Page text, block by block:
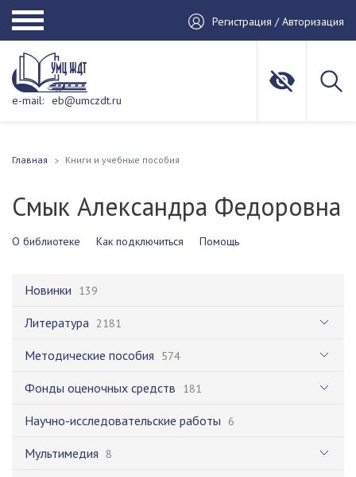
Регистрация / Авторизация
e-mail: eb@umczdt.ru
Главная Книги и учебные пособия
Смык Александра Федоровна
О библиотеке Как подключиться Помощь
Новинки 139
Литература 2181
Методические пособия 574
Фонды оценочных средств 181
Научно-исследовательские работы 6
Мультимедия 8